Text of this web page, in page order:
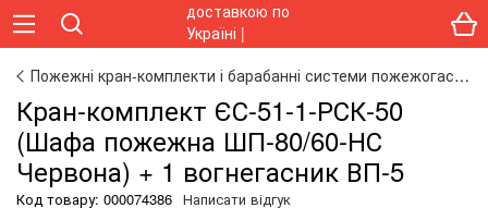
Пожежні кран-комплекти і барабанні системи пожежогасіння
Кран-комплект ЄС-51-1-РСК-50
(Шафа пожежна ШП-80/60-НС
Червона) + 1 вогнегасник ВП-5
Код товару: 000074386 Написати відгук